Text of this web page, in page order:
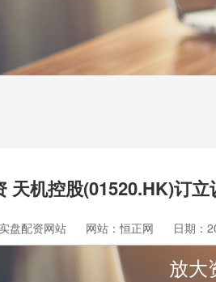
天机控股(01520.HK)订
盘配资网站 网站：恒正网 日期：
放大